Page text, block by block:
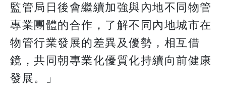
監管局日後會繼續加強與內地不同物管
專業團體的合作，了解不同內地城市在
物管行業發展的差異及優勢，相互借
鏡，共同朝專業化優質化持續向前健康
發展。」